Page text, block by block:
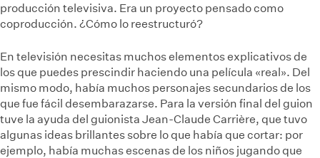
producción televisiva. Era un proyecto pensado como
coproducción. ¿Cómo lo reestructuró?
En televisión necesitas muchos elementos explicativos de
los que puedes prescindir haciendo una película «real». Del
mismo modo, había muchos personajes secundarios de los
que fue fácil desembarazarse. Para la versión final del guion
tuve la ayuda del guionista Jean-Claude Carrière, que tuvo
algunas ideas brillantes sobre lo que había que cortar: por
ejemplo, había muchas escenas de los niños jugando que